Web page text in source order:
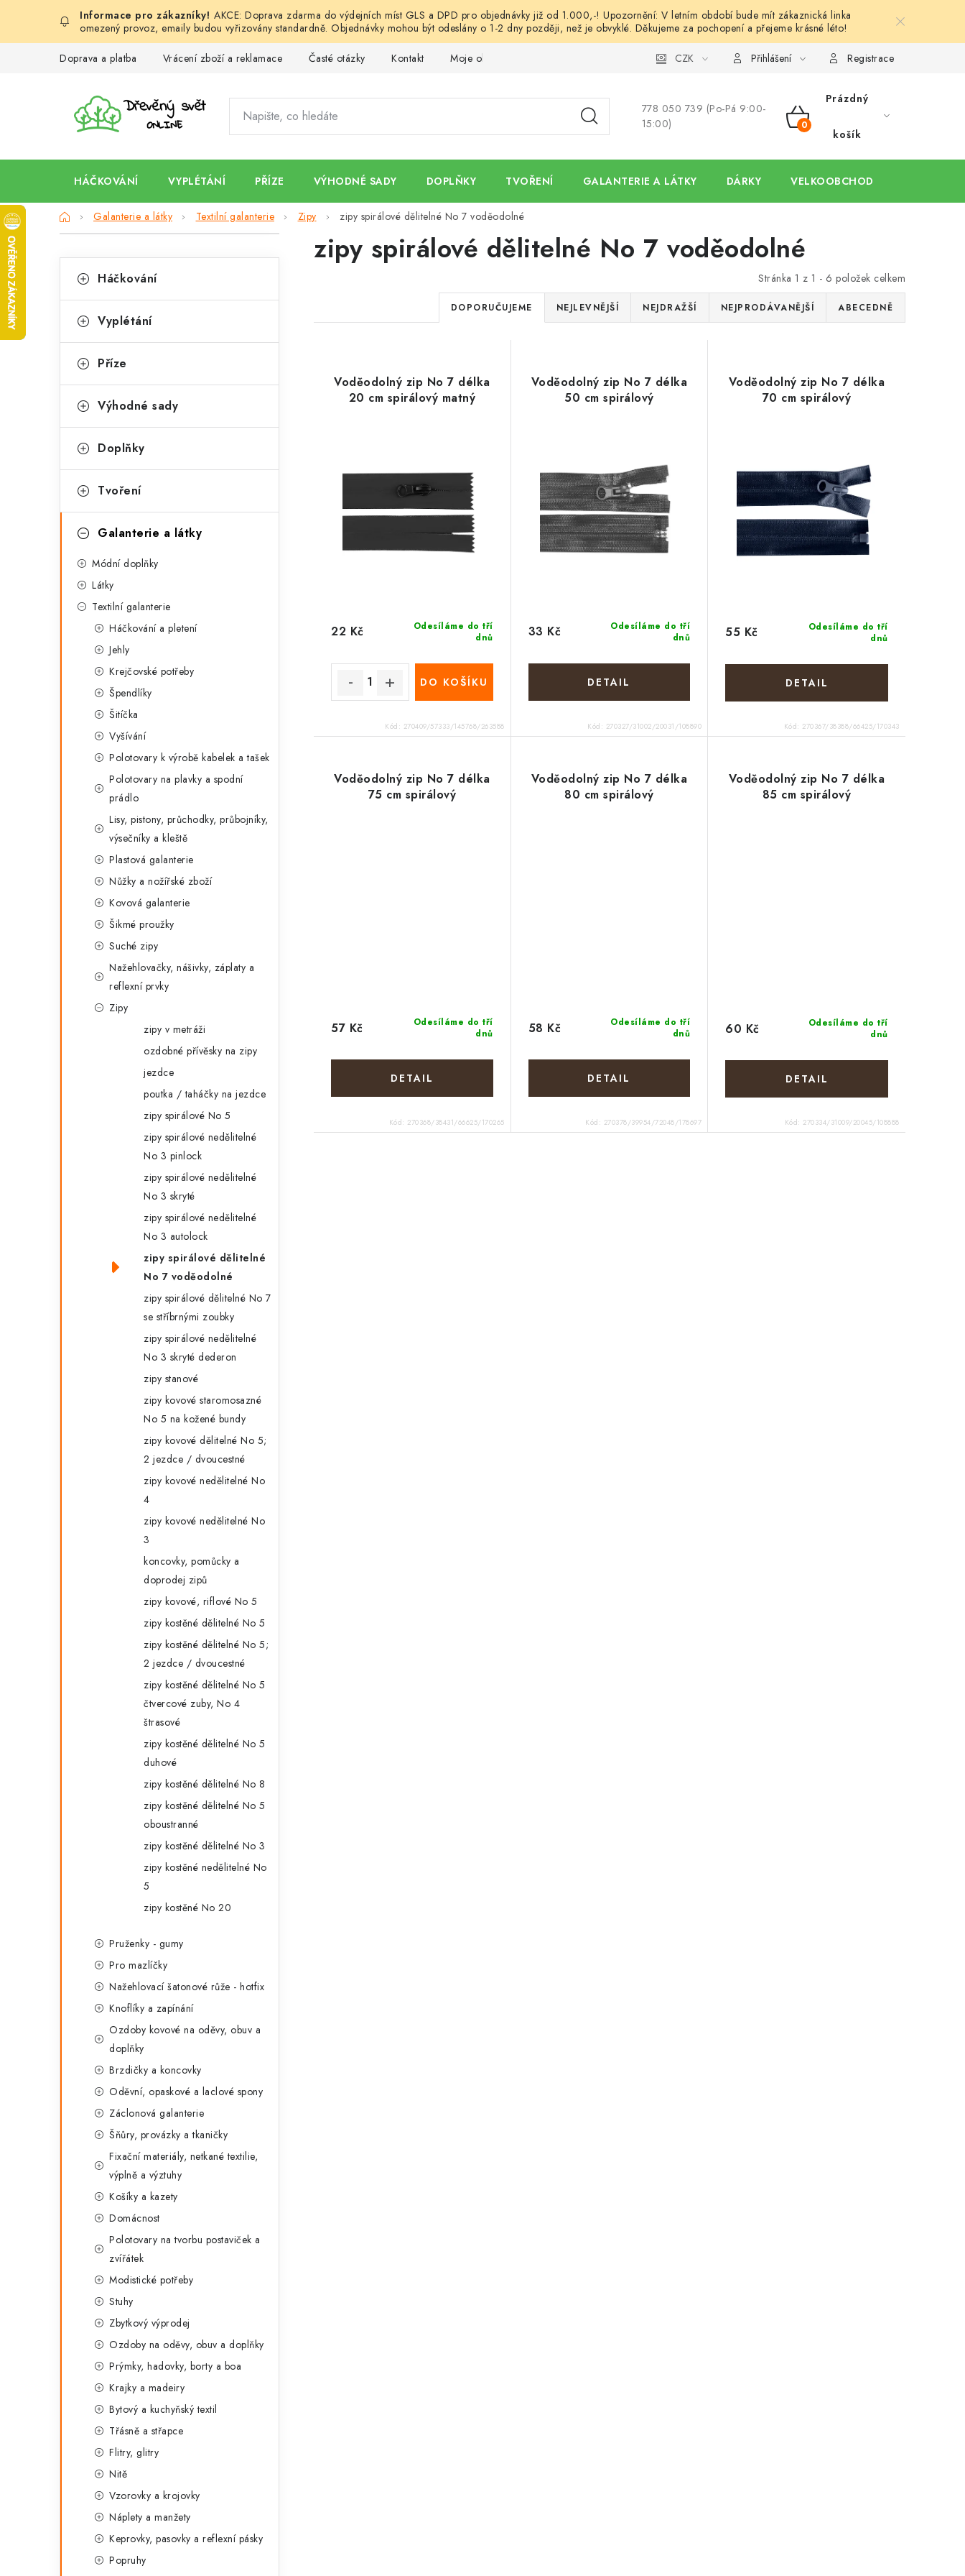
obsah
AKCE: Doprava zdarma do výdejních míst GLS a DPD pro objednávky již od 1.000,-! Upozornění: V letním období bude mít zákaznická linka
omezený provoz, emaily budou vyřizovány standardně. Objednávky mohou být odeslány o 1-2 dny později, než je obvyklé. Děkujeme za pochopení a přejeme krásné léto!
Doprava a platba Vrácení zboží a reklamace Časté otázky Kontakt Moje objednávka Ochrana osobních údajů Hodnocení obchodu
CZK Přihlášení Registrace
778 050 739 (Po-Pá 9:00-
15:00)
NÁKUPNÍ
Prázdný
košík
HÁČKOVÁNÍ VYPLÉTÁNÍ PŘÍZE VÝHODNÉ SADY DOPLŇKY TVOŘENÍ GALANTERIE A LÁTKY DÁRKY VELKOOBCHOD
DomůGalanterie a látky Textilní galanterie Zipy zipy spirálové dělitelné No 7 voděodolné
P
s
a
n
í
a
kategorie
a
e
o
i
Háčkování
Vyplétání
Příze
Výhodné sady
Doplňky
Tvoření
Galanterie a látky
Módní doplňky
Látky
Textilní galanterie
Háčkování a pletení
Jehly
Krejčovské potřeby
Špendlíky
Šitíčka
Vyšívání
Polotovary k výrobě kabelek a tašek
Polotovary na plavky a spodní
prádlo
Lisy, pistony, průchodky, průbojníky,
výsečníky a kleště
Plastová galanterie
Nůžky a nožířské zboží
Kovová galanterie
Šikmé proužky
Suché zipy
Nažehlovačky, nášivky, záplaty a
reflexní prvky
Zipy
zipy v metráži
ozdobné přívěsky na zipy
jezdce
poutka / taháčky na jezdce
zipy spirálové No 5
zipy spirálové nedělitelné
No 3 pinlock
zipy spirálové nedělitelné
No 3 skryté
zipy spirálové nedělitelné
No 3 autolock
zipy spirálové dělitelné
No 7 voděodolné
zipy spirálové dělitelné No 7
se stříbrnými zoubky
zipy spirálové nedělitelné
No 3 skryté dederon
zipy stanové
zipy kovové staromosazné
No 5 na kožené bundy
zipy kovové dělitelné No 5;
2 jezdce / dvoucestné
zipy kovové nedělitelné No
4
zipy kovové nedělitelné No
3
koncovky, pomůcky a
doprodej zipů
zipy kovové, riflové No 5
zipy kostěné dělitelné No 5
zipy kostěné dělitelné No 5;
2 jezdce / dvoucestné
zipy kostěné dělitelné No 5
čtvercové zuby, No 4
štrasové
zipy kostěné dělitelné No 5
duhové
zipy kostěné dělitelné No 8
zipy kostěné dělitelné No 5
oboustranné
zipy kostěné dělitelné No 3
zipy kostěné nedělitelné No
5
zipy kostěné No 20
Pruženky - gumy
Pro mazlíčky
Nažehlovací šatonové růže - hotfix
Knoflíky a zapínání
Ozdoby kovové na oděvy, obuv a
doplňky
Brzdičky a koncovky
Oděvní, opaskové a laclové spony
Záclonová galanterie
Šňůry, provázky a tkaničky
Fixační materiály, netkané textilie,
výplně a výztuhy
Košíky a kazety
Domácnost
Polotovary na tvorbu postaviček a
zvířátek
Modistické potřeby
Stuhy
Zbytkový výprodej
Ozdoby na oděvy, obuv a doplňky
Prýmky, hadovky, borty a boa
Krajky a madeiry
Bytový a kuchyňský textil
Třásně a střapce
Flitry, glitry
Nitě
Vzorovky a krojovky
Náplety a manžety
Keprovky, pasovky a reflexní pásky
Popruhy
zipy spirálové dělitelné No 7 voděodolné
Stránka 1 z 1 - 6 položek celkem
Ř
a
e
p
r
o
d
t
ů
DOPORUČUJEME NEJLEVNĚJŠÍ NEJDRAŽŠÍ NEJPRODÁVANĚJŠÍ ABECEDNĚ
Voděodolný zip No 7 délka
20 cm spirálový matný
Odesíláme do tří
dnů
22 Kč
DO KOŠÍKU
Kód: 270409/57333/145768/263588
Voděodolný zip No 7 délka
50 cm spirálový
Odesíláme do tří
dnů
33 Kč
Kód: 270327/31002/20031/108890
Voděodolný zip No 7 délka
70 cm spirálový
Odesíláme do tří
dnů
55 Kč
Kód: 270367/38388/66425/170343
Voděodolný zip No 7 délka
75 cm spirálový
Odesíláme do tří
dnů
57 Kč
Kód: 270368/38431/66625/170265
Voděodolný zip No 7 délka
80 cm spirálový
Odesíláme do tří
dnů
58 Kč
Kód: 270378/39954/72048/178697
Voděodolný zip No 7 délka
85 cm spirálový
Odesíláme do tří
dnů
60 Kč
Kód: 270334/31009/20045/108888